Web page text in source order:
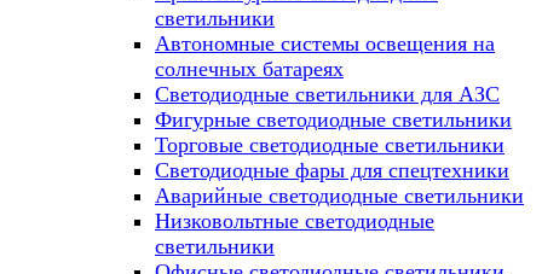
светильники
Автономные системы освещения на
солнечных батареях
Светодиодные светильники для АЗС
Фигурные светодиодные светильники
Торговые светодиодные светильники
Cветодиодные фары для спецтехники
Аварийные светодиодные светильники
Низковольтные светодиодные
светильники